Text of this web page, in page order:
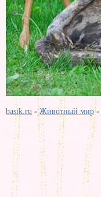
basik.ru -Животный мир-